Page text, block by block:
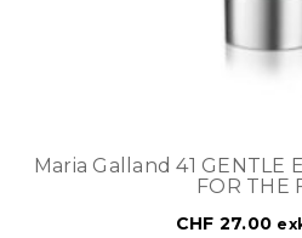
Maria Galland 41 GENTLE
FOR THE
CHF 27.00